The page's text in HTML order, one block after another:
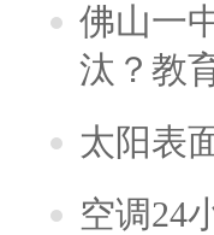
佛山一
汰？教
太阳表
空调24